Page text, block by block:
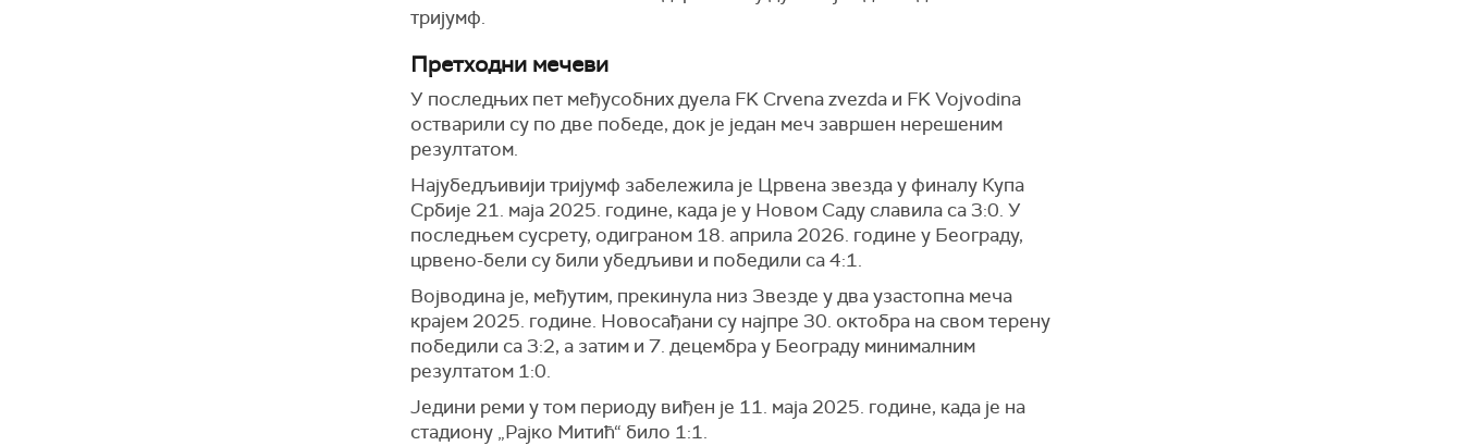
тријумф.
Претходни мечеви
У последњих пет међусобних дуела FK Crvena zvezda и FK Vojvodina
остварили су по две победе, док је један меч завршен нерешеним
резултатом.
Најубедљивији тријумф забележила је Црвена звезда у финалу Купа
Србије 21. маја 2025. године, када је у Новом Саду славила са 3:0. У
последњем сусрету, одиграном 18. априла 2026. године у Београду,
црвено-бели су били убедљиви и победили са 4:1.
Војводина је, међутим, прекинула низ Звезде у два узастопна меча
крајем 2025. године. Новосађани су најпре 30. октобра на свом терену
победили са 3:2, а затим и 7. децембра у Београду минималним
резултатом 1:0.
Једини реми у том периоду виђен је 11. маја 2025. године, када је на
стадиону „Рајко Митић“ било 1:1.